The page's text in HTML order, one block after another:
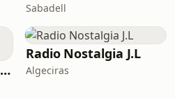
Sabadell
Radio Romantica en español del ayer J.L
Radio Nostalgia J.L
Algeciras